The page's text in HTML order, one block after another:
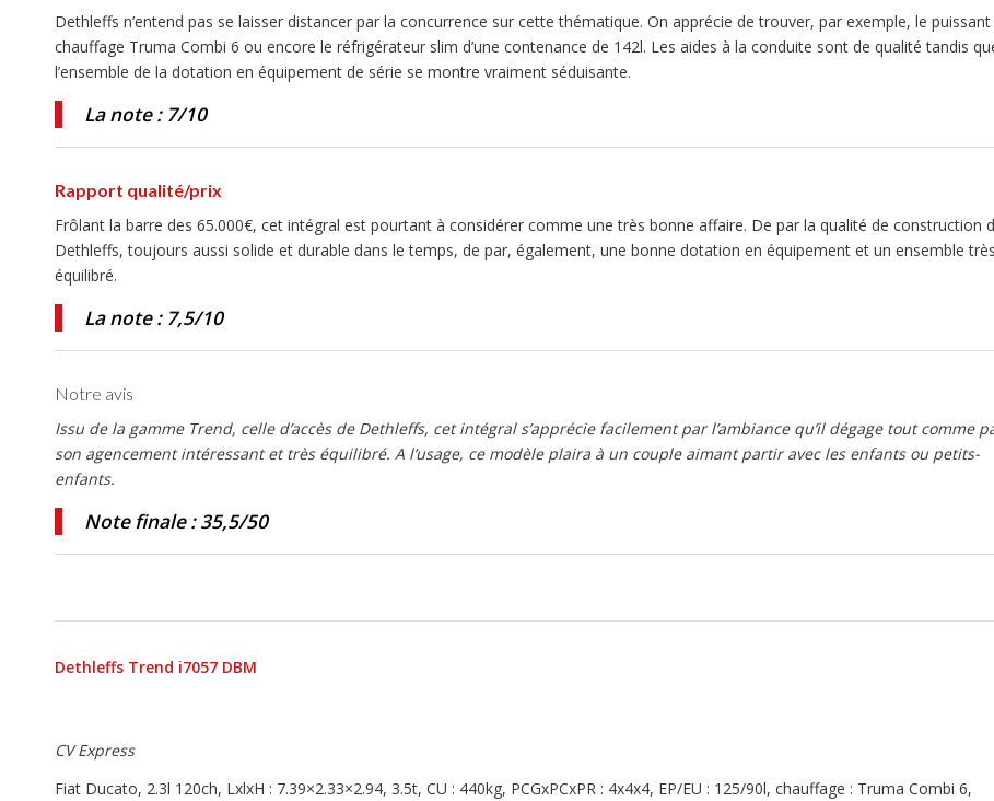
Dethleffs n’entend pas se laisser distancer par la concurrence sur cette thématique. On apprécie de trouver, par exemple, le puissant
chauffage Truma Combi 6 ou encore le réfrigérateur slim d’une contenance de 142l. Les aides à la conduite sont de qualité tandis
l’ensemble de la dotation en équipement de série se montre vraiment séduisante.
La note : 7/10
Rapport qualité/prix
Frôlant la barre des 65.000€, cet intégral est pourtant à considérer comme une très bonne affaire. De par la qualité de construction
Dethleffs, toujours aussi solide et durable dans le temps, de par, également, une bonne dotation en équipement et un ensemble très
équilibré.
La note : 7,5/10
Notre avis
Issu de la gamme Trend, celle d’accès de Dethleffs, cet intégral s’apprécie facilement par l’ambiance qu’il dégage tout comme
son agencement intéressant et très équilibré. A l’usage, ce modèle plaira à un couple aimant partir avec les enfants ou petits-
enfants.
Note finale : 35,5/50
Dethleffs Trend i7057 DBM
CV Express
Fiat Ducato, 2.3l 120ch, LxlxH : 7.39×2.33×2.94, 3.5t, CU : 440kg, PCGxPCxPR : 4x4x4, EP/EU : 125/90l, chauffage : Truma Combi 6,